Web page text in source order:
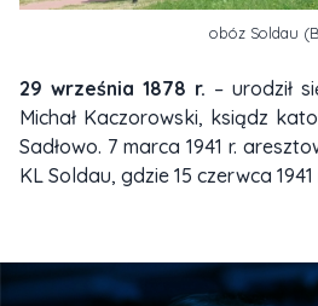
obóz Soldau
29 września 1878 r. – urodził
Michał Kaczorowski, ksiądz
Sadłowo. 7 marca 1941 r.
KL Soldau, gdzie 15 czerwca 1941